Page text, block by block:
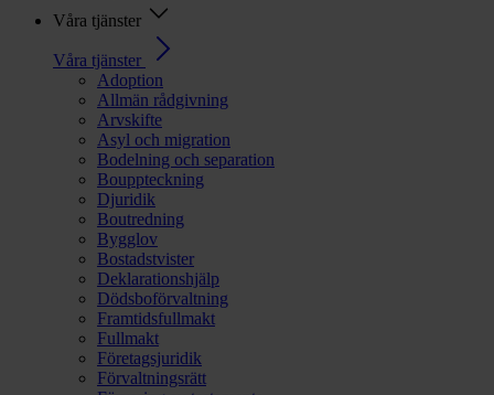
Våra tjänster
Våra tjänster
Adoption
Allmän rådgivning
Arvskifte
Asyl och migration
Bodelning och separation
Bouppteckning
Djuridik
Boutredning
Bygglov
Bostadstvister
Deklarationshjälp
Dödsboförvaltning
Framtidsfullmakt
Fullmakt
Företagsjuridik
Förvaltningsrätt